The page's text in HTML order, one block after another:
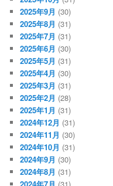
2025年9月 (30)
2025年8月 (31)
2025年7月 (31)
2025年6月 (30)
2025年5月 (31)
2025年4月 (30)
2025年3月 (31)
2025年2月 (28)
2025年1月 (31)
2024年12月 (31)
2024年11月 (30)
2024年10月 (31)
2024年9月 (30)
2024年8月 (31)
2024年7月 (31)